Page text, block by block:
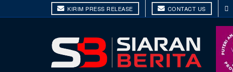
KIRIM PRESS RELEASE CONTACT US